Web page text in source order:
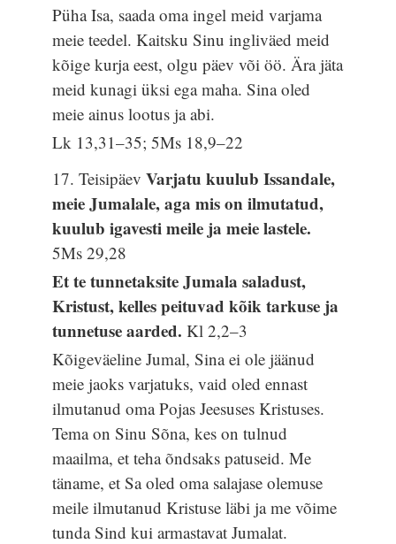
Püha Isa, saada oma ingel meid varjama
meie teedel. Kaitsku Sinu ingliväed meid
kõige kurja eest, olgu päev või öö. Ära jäta
meid kunagi üksi ega maha. Sina oled
meie ainus lootus ja abi.
Lk 13,31–35; 5Ms 18,9–22
17. TeisipäevVarjatu kuulub Issandale,
meie Jumalale, aga mis on ilmutatud,
kuulub igavesti meile ja meie lastele.
5Ms 29,28
Et te tunnetaksite Jumala saladust,
Kristust, kelles peituvad kõik tarkuse ja
tunnetuse aarded.Kl 2,2–3
Kõigeväeline Jumal, Sina ei ole jäänud
meie jaoks varjatuks, vaid oled ennast
ilmutanud oma Pojas Jeesuses Kristuses.
Tema on Sinu Sõna, kes on tulnud
maailma, et teha õndsaks patuseid. Me
täname, et Sa oled oma salajase olemuse
meile ilmutanud Kristuse läbi ja me võime
tunda Sind kui armastavat Jumalat.